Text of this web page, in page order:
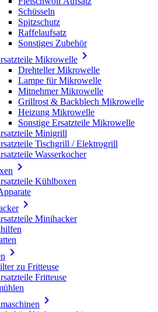
Schüsseln
Spitzschutz
Raffelaufsatz
Sonstiges Zubehör
Mikrowelle 
Drehteller Mikrowelle
Lampe für Mikrowelle
Mitnehmer Mikrowelle
Grillrost & Backblech Mikrowelle
Heizung Mikrowelle
Sonstige Ersatzteile Mikrowelle
Minigrill
Tischgrill / Elektrogrill
Wasserkocher

Kühlboxen

Minihacker

zu Fritteuse
Fritteuse
